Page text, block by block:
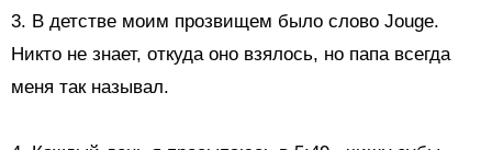
3. В детстве моим прозвищем было слово Jouge.
Никто не знает, откуда оно взялось, но папа всегда
меня так называл.